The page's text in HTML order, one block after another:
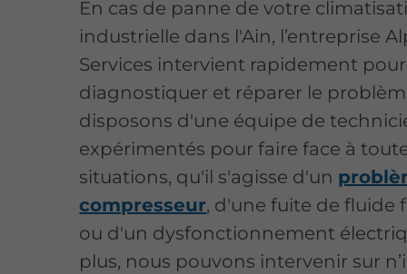
En cas de panne de votre
industrielle dans l'Ain, l’entreprise
Services intervient rapidement pour
diagnostiquer et réparer le
disposons d'une équipe de
expérimentés pour faire face à
situations, qu'il s'agisse d'un
compresseur, d'une fuite de fluide
ou d'un dysfonctionnement
plus, nous pouvons intervenir sur